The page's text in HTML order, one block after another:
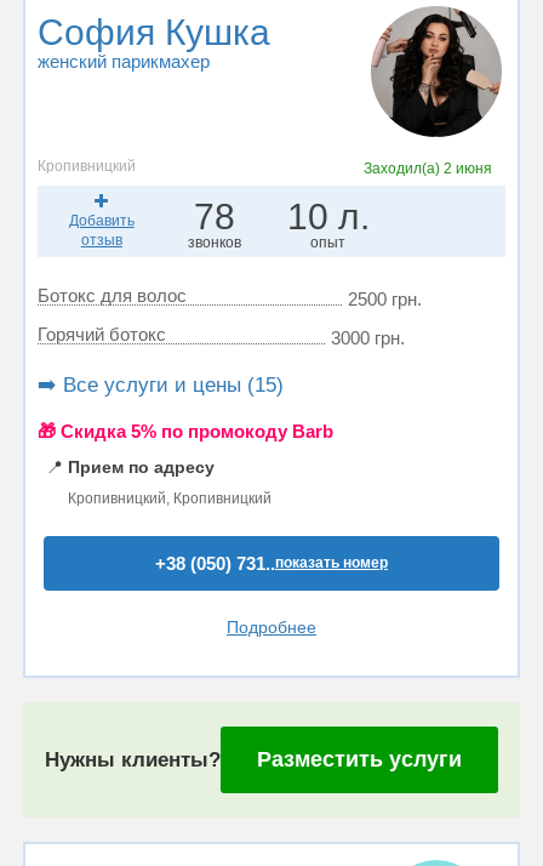
София Кушка
женский парикмахер
Кропивницкий Заходил(а) 2 июня
Добавить
отзыв
78
звонков
10 л.
опыт
Ботокс для волос
2500 грн.
Горячий ботокс
3000 грн.
➡️ Все услуги и цены (15)
🎁 Cкидка 5% по промокоду Barb
📍 Прием по адресу
Кропивницкий, Кропивницкий
+38 (050) 731..показать номер
Подробнее
Нужны клиенты? Разместить услуги